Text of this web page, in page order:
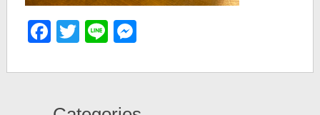
Facebook
Twitter
Line